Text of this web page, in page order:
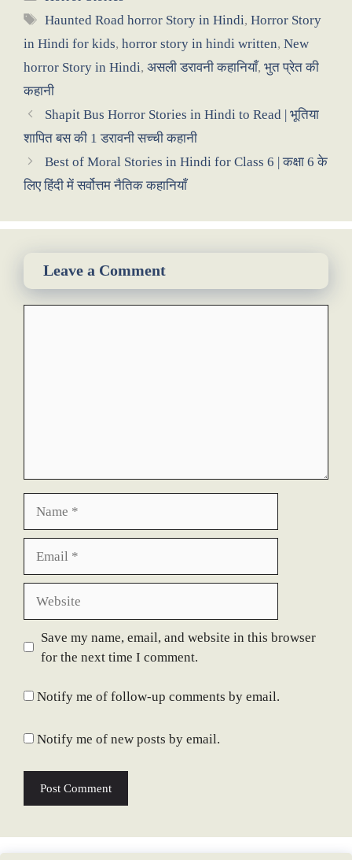
Tags
Haunted Road horror Story in Hindi,Horror Story
in Hindi for kids, horror story in hindi written, New
horror Story in Hindi, असली डरावनी कहानियाँ, भुत प्रेत की
कहानी
Shapit Bus Horror Stories in Hindi to Read | भूतिया
शापित बस की 1 डरावनी सच्ची कहानी
Best of Moral Stories in Hindi for Class 6 | कक्षा 6 के
लिए हिंदी में सर्वोत्तम नैतिक कहानियाँ
Leave a Comment
Save my name, email, and website in this browser
for the next time I comment.
Notify me of follow-up comments by email.
Notify me of new posts by email.